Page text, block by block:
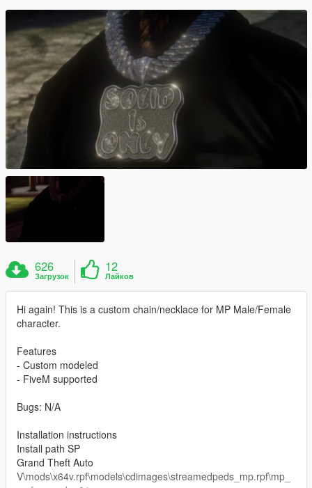
626
Загрузок
12
Лайков
Hi again! This is a custom chain/necklace for MP Male/Female
character.
Features
- Custom modeled
- FiveM supported
Bugs: N/A
Installation instructions
Install path SP
Grand Theft Auto
V\mods\x64v.rpf\models\cdimages\streamedpeds_mp.rpf\mp_